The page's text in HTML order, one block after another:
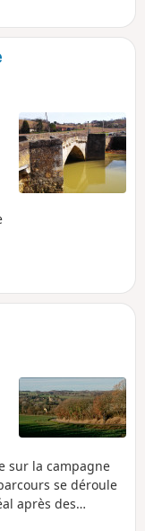
sur la campagne
se déroule
après des